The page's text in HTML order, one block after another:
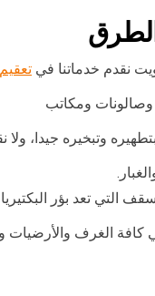
نقدم خدماتنا في
وصالونات ومكاتب
وتبخيره جيدا،
التي تعد بؤر البكتيريا
كافة الغرف